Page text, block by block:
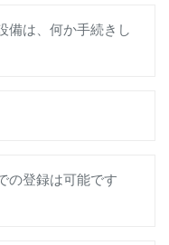
備は、何か手続きし
の登録は可能です